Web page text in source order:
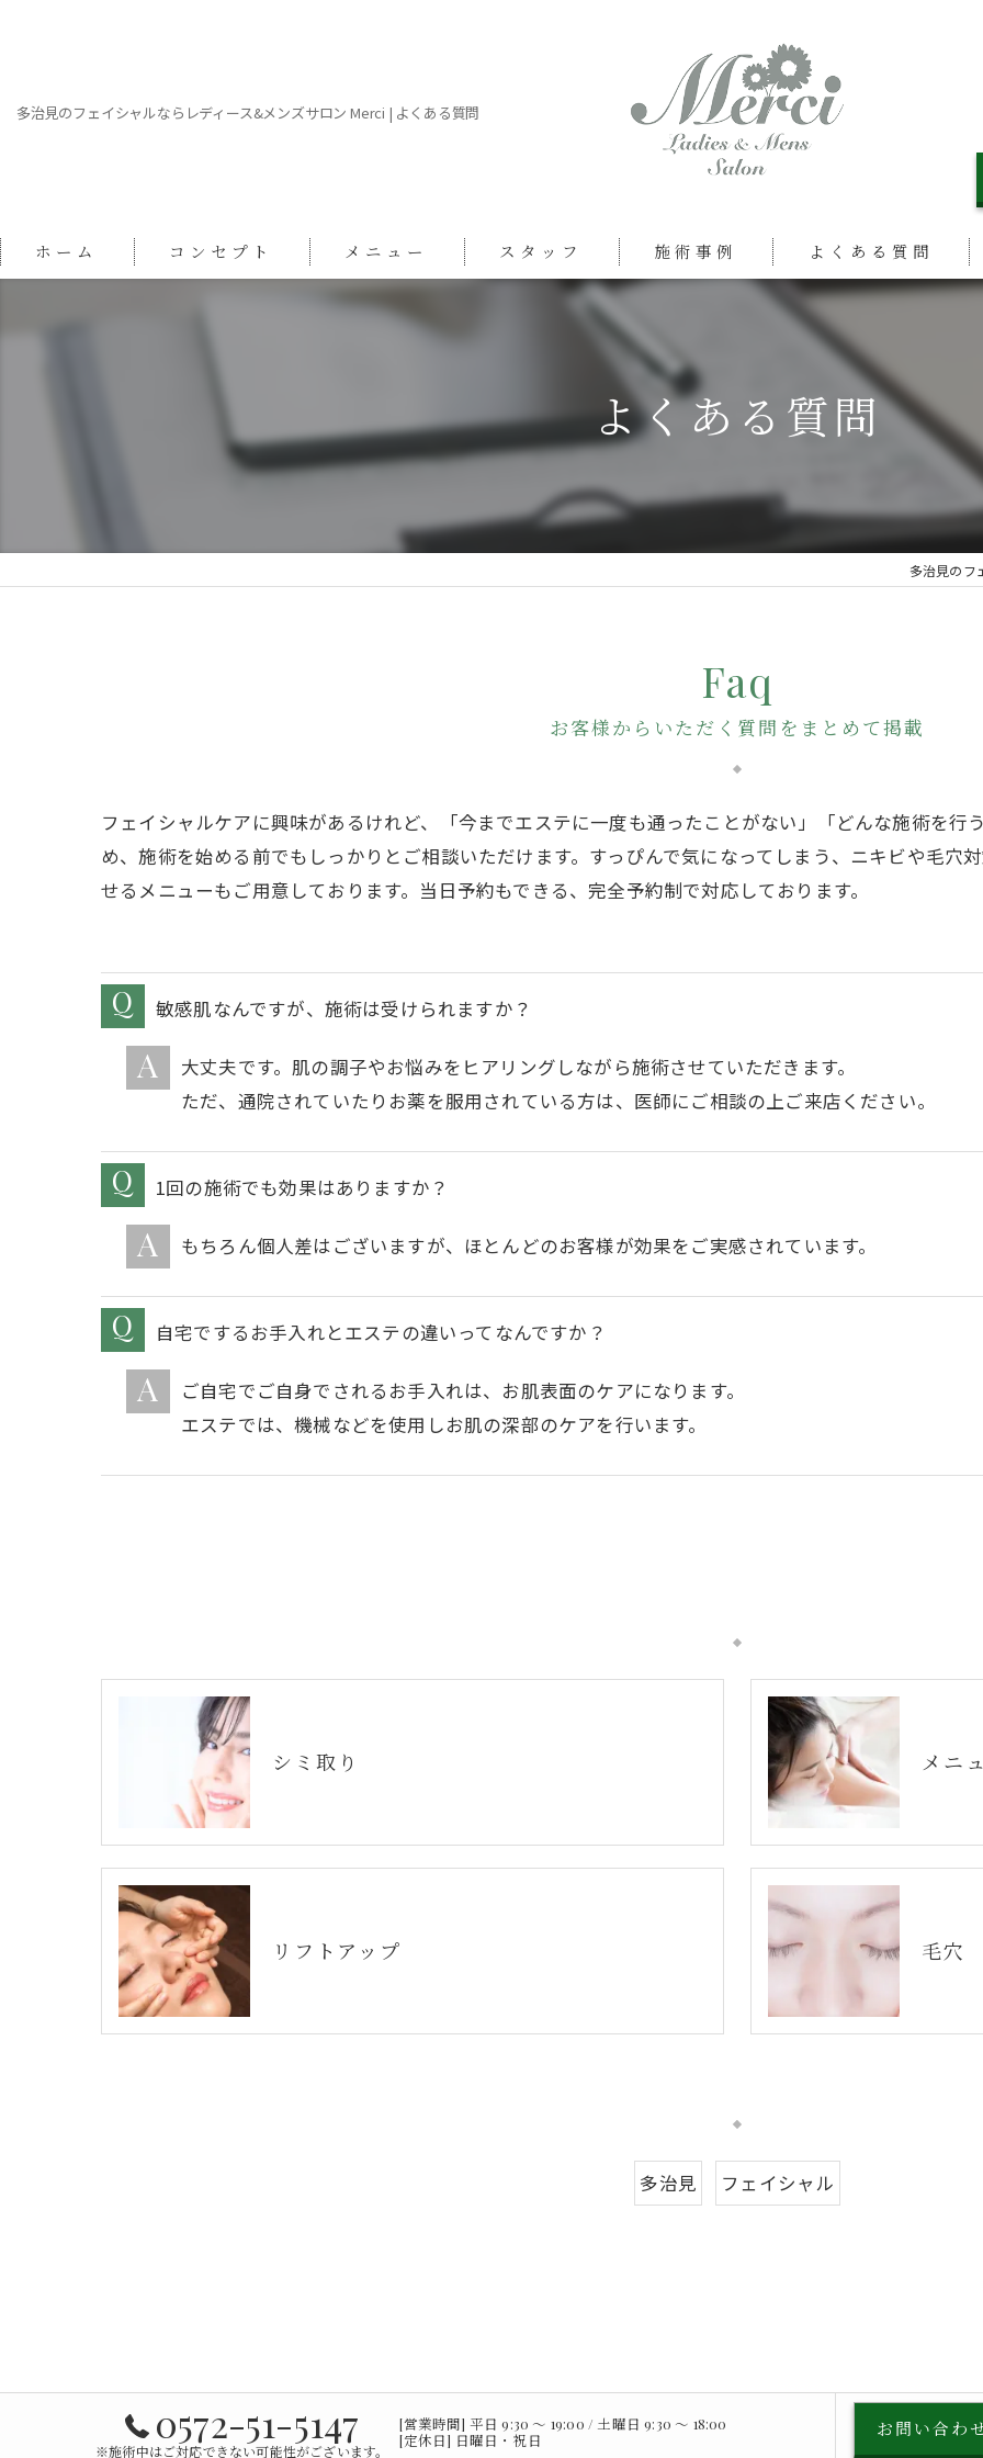
多治見のフェイシャルならレディース&メンズサロン Merci | よくある質問
ホーム コンセプト メニュー スタッフ 施術事例 よくある質問
よくある質問
多治見のフ
お客様からいただく質問をまとめて掲載
Faq
フェイシャルケアに興味があるけれど、「今までエステに一度も通ったことがない」「どんな施術を行
め、施術を始める前でもしっかりとご相談いただけます。すっぴんで気になってしまう、ニキビや毛穴
せるメニューもご用意しております。当日予約もできる、完全予約制で対応しております。
敏感肌なんですが、施術は受けられますか？
大丈夫です。肌の調子やお悩みをヒアリングしながら施術させていただきます。
ただ、通院されていたりお薬を服用されている方は、医師にご相談の上ご来店ください。
1回の施術でも効果はありますか？
もちろん個人差はございますが、ほとんどのお客様が効果をご実感されています。
自宅でするお手入れとエステの違いってなんですか？
ご自宅でご自身でされるお手入れは、お肌表面のケアになります。
エステでは、機械などを使用しお肌の深部のケアを行います。
シミ取り メニ
リフトアップ 毛穴
多治見 フェイシャル
0572-51-5147
※施術中はご対応できない可能性がございます。
[営業時間] 平日 9:30 〜 19:00 / 土曜日 9:30 〜 18:00
[定休日] 日曜日・祝日
お問い合わ